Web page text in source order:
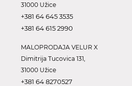
31000 Užice
+381 64 645 3535
+381 64 615 2990
MALOPRODAJA VELUR X
Dimitrija Tucovica 131,
31000 Užice
+381 64 8270527